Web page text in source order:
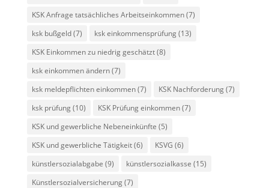
KSK Anfrage tatsächliches Arbeitseinkommen(7)
ksk bußgeld(7) ksk einkommensprüfung(13)
KSK Einkommen zu niedrig geschätzt(8)
ksk einkommen ändern(7)
ksk meldepflichten einkommen(7) KSK Nachforderung(7)
ksk prüfung(10) KSK Prüfung einkommen(7)
KSK und gewerbliche Nebeneinkünfte (5)
KSK und gewerbliche Tätigkeit(6) KSVG (6)
künstlersozialabgabe (9) künstlersozialkasse (15)
Künstlersozialversicherung(7)